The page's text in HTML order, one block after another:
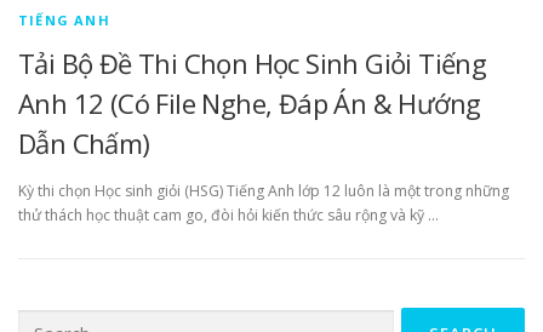
TIẾNG ANH
Tải Bộ Đề Thi Chọn Học Sinh Giỏi Tiếng
Anh 12 (Có File Nghe, Đáp Án & Hướng
Dẫn Chấm)
Kỳ thi chọn Học sinh giỏi (HSG) Tiếng Anh lớp 12 luôn là một trong những
thử thách học thuật cam go, đòi hỏi kiến thức sâu rộng và kỹ …